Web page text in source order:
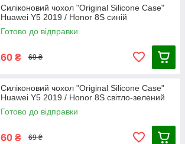
Силіконовий чохол "Original Silicone Case"
Huawei Y5 2019 / Honor 8S синій
Готово до відправки
60 ₴ 69 ₴
Силіконовий чохол "Original Silicone Case"
Huawei Y5 2019 / Honor 8S світло-зелений
Готово до відправки
60 ₴ 69 ₴